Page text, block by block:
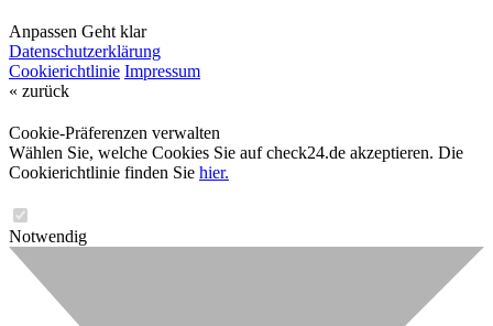
Anpassen Geht klar
Datenschutzerklärung
Cookierichtlinie Impressum
« zurück
Cookie-Präferenzen verwalten
Wählen Sie, welche Cookies Sie auf check24.de akzeptieren. Die
Cookierichtlinie finden Sie hier.
Notwendig